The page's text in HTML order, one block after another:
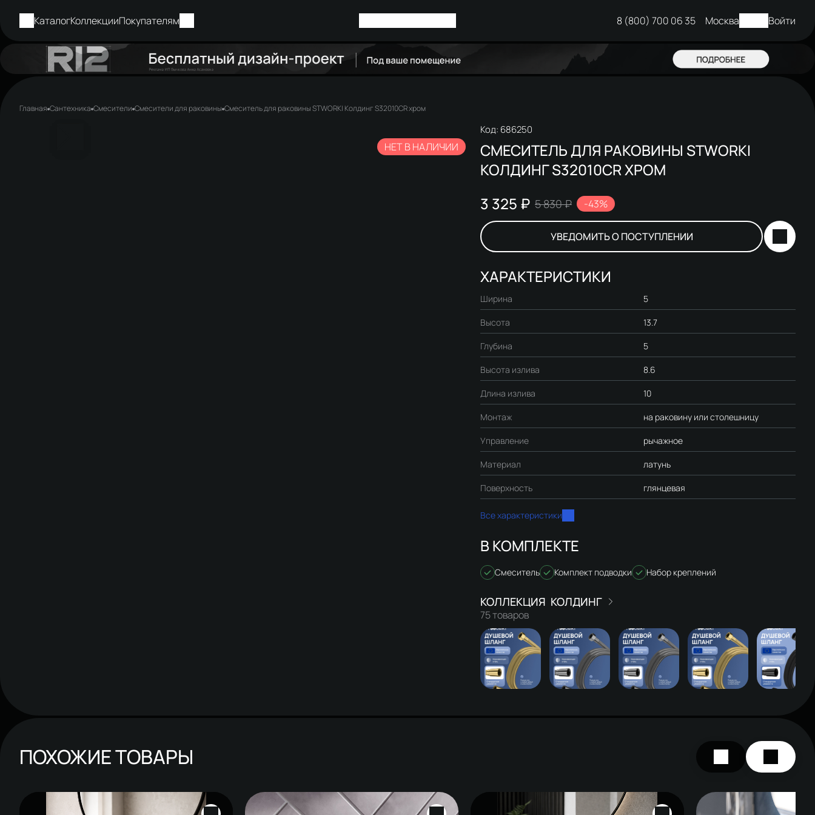
КаталогКоллекцииПокупателям 8 (800) 700 06 35 Москва Войти
Главная Сантехника Смесители Смесители для раковины Смеситель для раковины STWORKI Колдинг S32010CR хром
НЕТ В НАЛИЧИИ
Код: 686250
СМЕСИТЕЛЬ ДЛЯ РАКОВИНЫ STWORKI
КОЛДИНГ S32010CR ХРОМ
3 325 ₽ 5 830 ₽ -43%
УВЕДОМИТЬ О ПОСТУПЛЕНИИ
ХАРАКТЕРИСТИКИ
Ширина 5
Высота 13.7
Глубина 5
Высота излива 8.6
Длина излива 10
Монтаж на раковину или столешницу
Управление рычажное
Материал латунь
Поверхность глянцевая
Все характеристики
В КОМПЛЕКТЕ
Смеситель Комплект подводки Набор креплений
КОЛДИНГ
75 товаров
ПОХОЖИЕ ТОВАРЫ